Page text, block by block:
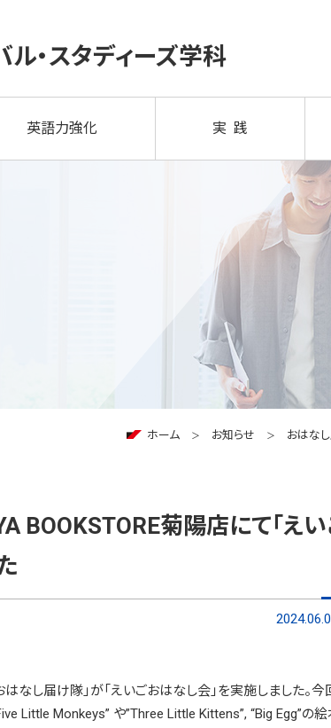
・スタディーズ学科
英語力強化 実 践
ホーム お知らせ おはな
BOOKSTORE菊陽店にて「えい
し届け隊」が「えいごおはなし会」を実施しました。今
Little Monkeys” や”Three Little Kittens”, “Big Egg”の絵